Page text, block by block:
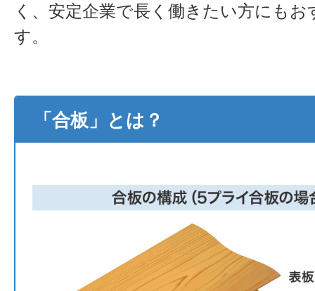
く、安定企業で長く働きたい方にも
す。
「合板」とは？